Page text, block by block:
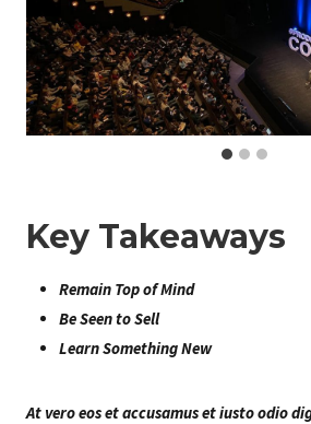
Key Takeaways
Remain Top of Mind
Be Seen to Sell
Learn Something New
At vero eos et accusamus et iusto odio